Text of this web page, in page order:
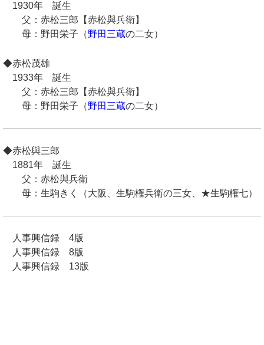
1930年 誕生
父：赤松三郎【赤松與兵衛】
母：野田栄子（野田三蔵の二女）
◆赤松茂雄
1933年 誕生
父：赤松三郎【赤松與兵衛】
母：野田栄子（野田三蔵の二女）
◆赤松與三郎
1881年 誕生
父：赤松與兵衛
母：生駒きく（大阪、生駒権兵衛の三女、★生駒権七）
人事興信録 4版
人事興信録 8版
人事興信録 13版